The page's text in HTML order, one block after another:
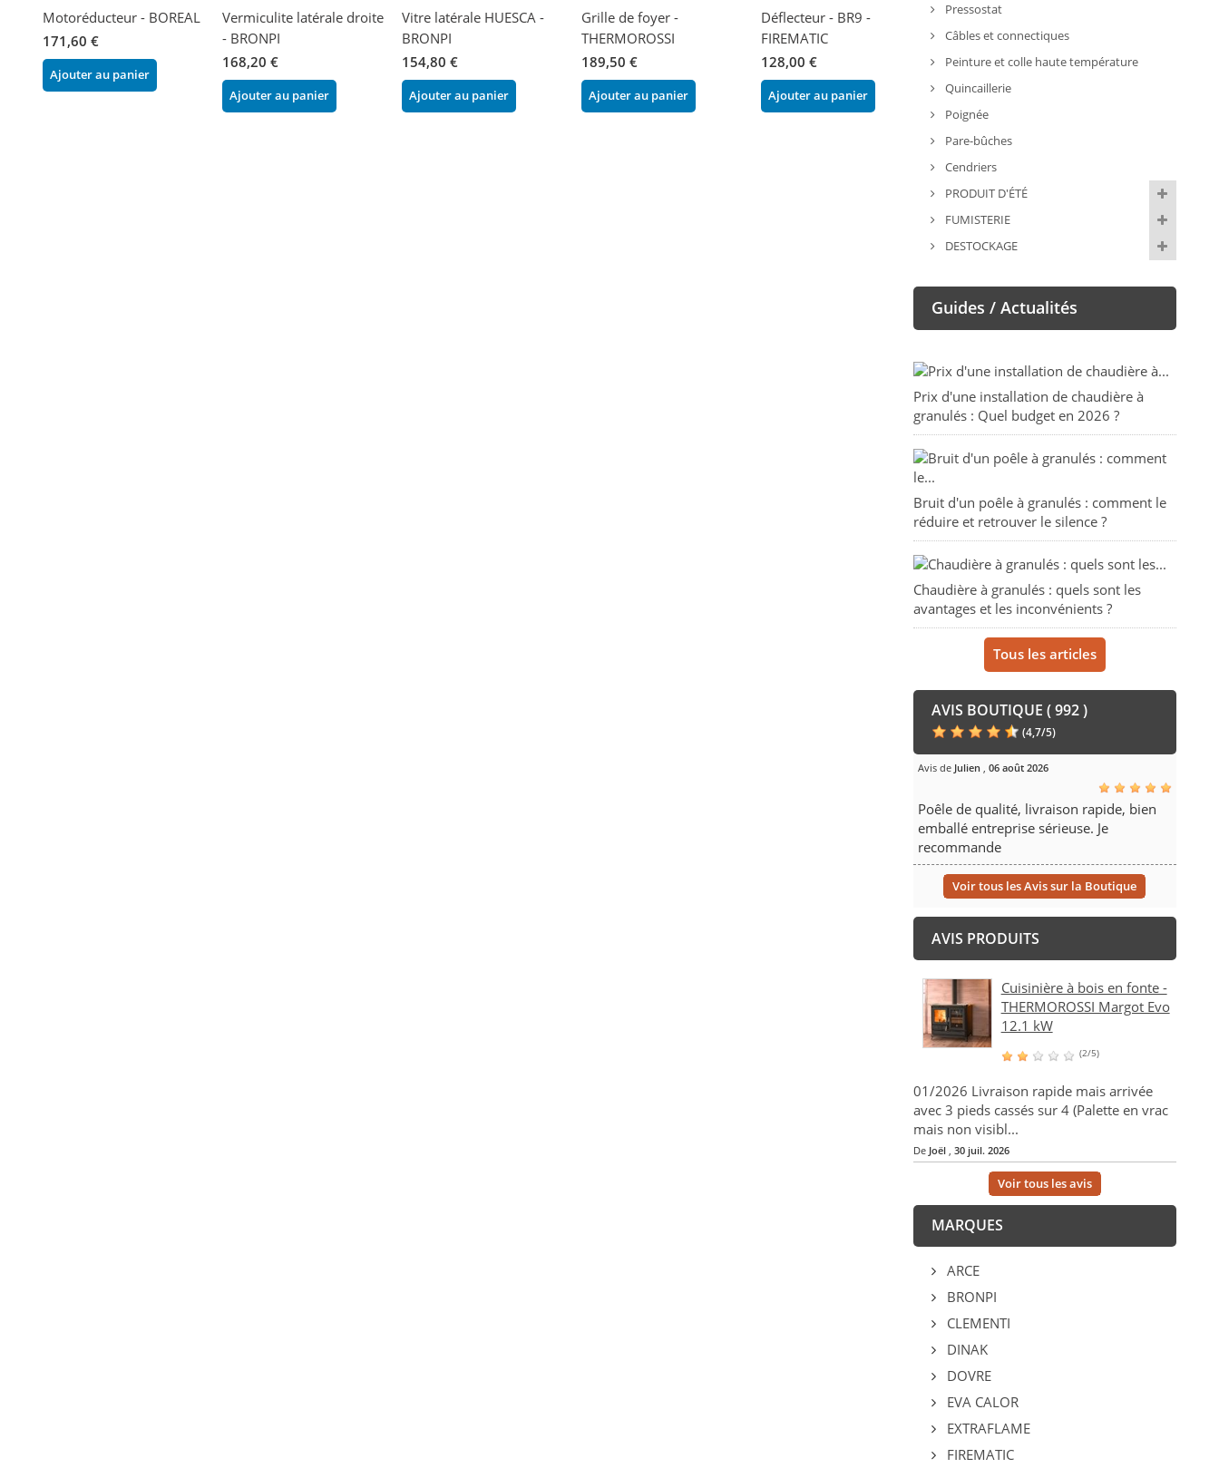
Motoréducteur - BOREAL
171,60 €
Ajouter au panier
Vermiculite latérale droite
- BRONPI
168,20 €
Ajouter au panier
Vitre latérale HUESCA -
BRONPI
154,80 €
Ajouter au panier
Grille de foyer -
THERMOROSSI
189,50 €
Ajouter au panier
Déflecteur - BR9 -
FIREMATIC
128,00 €
Ajouter au panier
Joint de vitre -
THERMOROSSI
33,00 €
Ajouter au panier
82,30 €
Pressostat
Câbles et connectiques
Peinture et colle haute température
Quincaillerie
Poignée
Pare-bûches
Cendriers
PRODUIT D'ÉTÉ
FUMISTERIE
DESTOCKAGE
Guides / Actualités
Prix d'une installation de chaudière à
granulés : Quel budget en 2026 ?
Bruit d'un poêle à granulés : comment le
réduire et retrouver le silence ?
Chaudière à granulés : quels sont les
avantages et les inconvénients ?
Tous les articles
AVIS BOUTIQUE ( 992 )
(4,7/5)
Avis de Julien, 06 août 2026
Poêle de qualité, livraison rapide, bien
emballé entreprise sérieuse. Je
recommande
Voir tous les Avis sur la Boutique
AVIS PRODUITS
Cuisinière à bois en fonte -
THERMOROSSI Margot Evo
12.1 kW
(2/5)
01/2026 Livraison rapide mais arrivée
avec 3 pieds cassés sur 4 (Palette en vrac
mais non visibl...
De Joël, 30 juil. 2026
Voir tous les avis
MARQUES
ARCE
BRONPI
CLEMENTI
DINAK
DOVRE
EVA CALOR
EXTRAFLAME
FIREMATIC